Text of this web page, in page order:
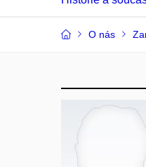
O nás